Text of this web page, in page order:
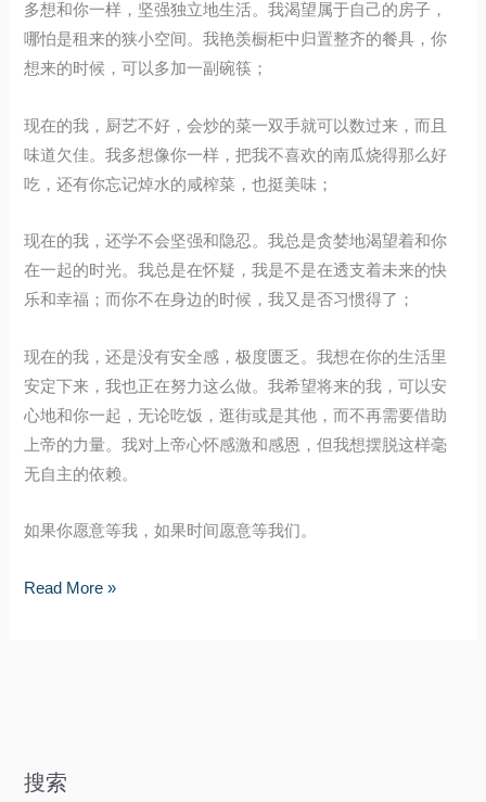
多想和你一样，坚强独立地生活。我渴望属于自己的房子，
哪怕是租来的狭小空间。我艳羡橱柜中归置整齐的餐具，你
想来的时候，可以多加一副碗筷；
现在的我，厨艺不好，会炒的菜一双手就可以数过来，而且
味道欠佳。我多想像你一样，把我不喜欢的南瓜烧得那么好
吃，还有你忘记焯水的咸榨菜，也挺美味；
现在的我，还学不会坚强和隐忍。我总是贪婪地渴望着和你
在一起的时光。我总是在怀疑，我是不是在透支着未来的快
乐和幸福；而你不在身边的时候，我又是否习惯得了；
现在的我，还是没有安全感，极度匮乏。我想在你的生活里
安定下来，我也正在努力这么做。我希望将来的我，可以安
心地和你一起，无论吃饭，逛街或是其他，而不再需要借助
上帝的力量。我对上帝心怀感激和感恩，但我想摆脱这样毫
无自主的依赖。
如果你愿意等我，如果时间愿意等我们。
如
待
Read More »
搜索